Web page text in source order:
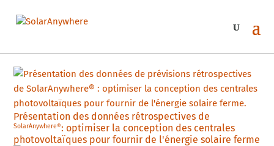
Présentation des données rétrospectives de
SolarAnywhere®: optimiser la conception des centrales
photovoltaïques pour fournir de l'énergie solaire ferme